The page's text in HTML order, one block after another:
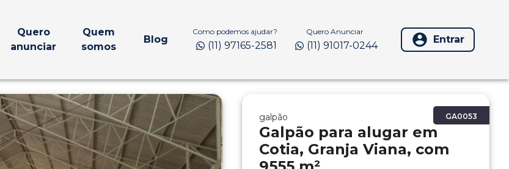
Quero
anunciar
Quem
somos
Blog
Como podemos ajudar?
(11) 97165-2581
Quero Anunciar
(11) 91017-0244 Entrar
GA0053
galpão
Galpão para alugar em
Cotia, Granja Viana, com